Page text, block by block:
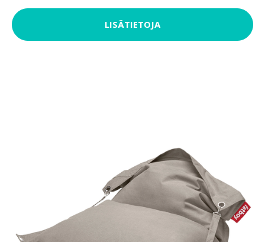
LISÄTIETOJA